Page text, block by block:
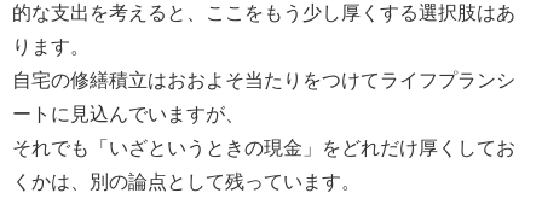
的な支出を考えると、ここをもう少し厚くする選択肢はあ
ります。
自宅の修繕積立はおおよそ当たりをつけてライフプランシ
ートに見込んでいますが、
それでも「いざというときの現金」をどれだけ厚くしてお
くかは、別の論点として残っています。